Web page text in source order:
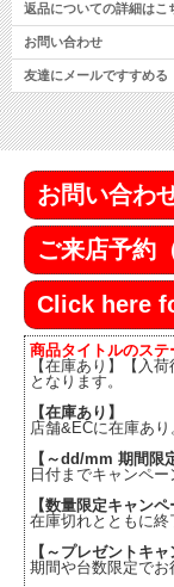
返品についての詳細はこ
お問い合わせ
友達にメールですすめる
お問い合わ
ご来店予約
Click here
商品タイトルのステ
【在庫あり】【入
となります。
【在庫あり】
店舗&ECに在庫あり
【～dd/mm 期間限
日付までキャンペー
【数量限定キャンペ
在庫切れとともに
【～プレゼントキャ
期間や台数限定で